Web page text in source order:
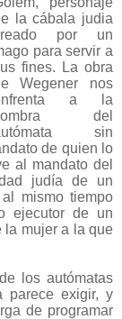
la cábala judia
por un
para servir a
fines. La obra
Wegener nos
a la
del
sin
de quien lo
al mandato del
judía de un
mismo tiempo
ejecutor de un
la mujer a la que
los autómatas
parece exigir, y
de programar